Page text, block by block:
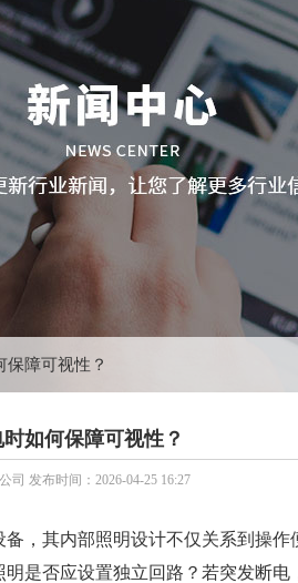
障可视性？
如何保障可视性？
司 发布时间：2026-04-25 16:27
，其内部照明设计不仅关系到操作
是否应设置独立回路？若突发断电